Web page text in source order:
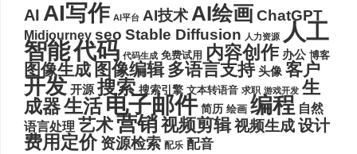
AI AI写作 AI平台 AI技术AI绘画ChatGPT
Midjourney seo Stable Diffusion 人力资源 人工
智能代码 代码生成 免费试用 内容创作 办公 博客
图像生成 图像编辑 多语言支持 头像 客户
开发 开源 搜索 搜索引擎 文本转语音 求职 游戏开发 生
成器生活电子邮件 简历 绘画 编程 自然
语言处理 艺术营销视频剪辑视频生成设计
费用定价 资源检索 配乐 配音